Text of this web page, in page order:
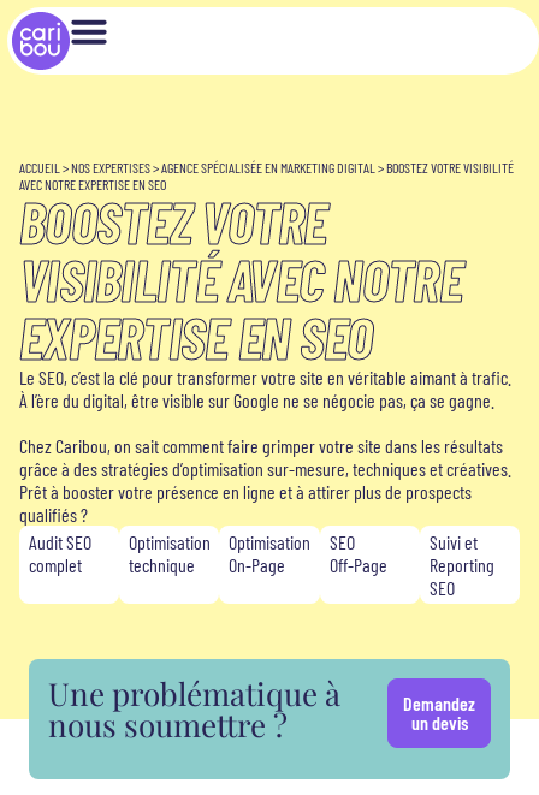
ACCUEIL >NOS EXPERTISES>AGENCE SPÉCIALISÉE EN MARKETING DIGITAL >BOOSTEZ VOTRE VISIBILITÉ
AVEC NOTRE EXPERTISE EN SEO
BOOSTEZ VOTRE
VISIBILITÉ AVEC NOTRE
EXPERTISE EN SEO
Le SEO, c’est la clé pour transformer votre site en véritable aimant à trafic.
À l’ère du digital, être visible sur Google ne se négocie pas, ça se gagne.
Chez Caribou, on sait comment faire grimper votre site dans les résultats
grâce à des stratégies d’optimisation sur-mesure, techniques et créatives.
Prêt à booster votre présence en ligne et à attirer plus de prospects
qualifiés ?
Audit SEO
complet
Optimisation
technique
Optimisation
On-Page
SEO
Off-Page
Suivi et
Reporting
SEO
Une problématique à
nous soumettre ?
Demandez
un devis